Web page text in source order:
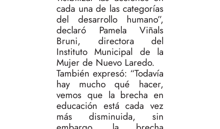
cada una de las categorías
del desarrollo humano”,
declaró Pamela Viñals
Bruni, directora del
Instituto Municipal de la
Mujer de Nuevo Laredo.
También expresó: “Todavía
hay mucho qué hacer,
vemos que la brecha en
educación está cada vez
más disminuida, sin